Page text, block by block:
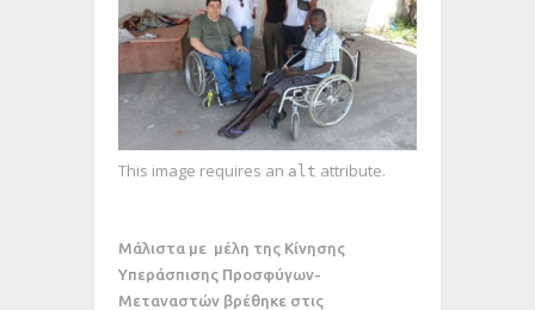
This image requires an alt attribute.
Μάλιστα με μέλη της Κίνησης
Υπεράσπισης Προσφύγων-
Μεταναστών βρέθηκε στις